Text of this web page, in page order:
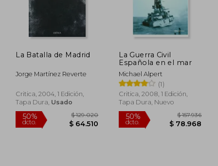
La Batalla de Madrid
Jorge Martínez Reverte
Critica, 2004, 1 Edición,
Tapa Dura, Usado
La Guerra Civil
Española en el mar
Michael Alpert
(1)
Critica, 2008, 1 Edición,
Tapa Dura, Nuevo